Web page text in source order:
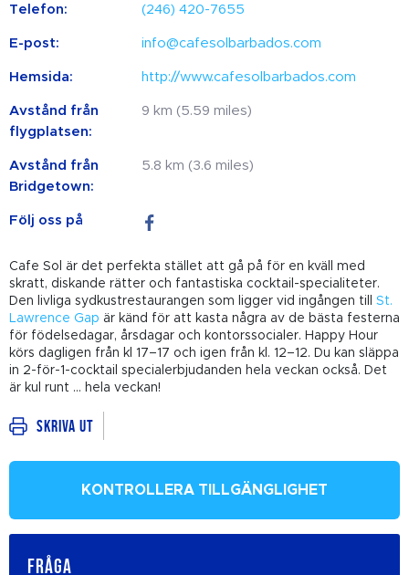
Telefon: (246) 420-7655
E-post: info@cafesolbarbados.com
Hemsida: http://www.cafesolbarbados.com
Avstånd från
flygplatsen:
9 km (5.59 miles)
Avstånd från
Bridgetown:
5.8 km (3.6 miles)
Följ oss på
Cafe Sol är det perfekta stället att gå på för en kväll med
skratt, diskande rätter och fantastiska cocktail-specialiteter.
Den livliga sydkustrestaurangen som ligger vid ingången till St.
Lawrence Gap är känd för att kasta några av de bästa festerna
för födelsedagar, årsdagar och kontorssocialer. Happy Hour
körs dagligen från kl 17–17 och igen från kl. 12–12. Du kan släppa
in 2-för-1-cocktail specialerbjudanden hela veckan också. Det
är kul runt ... hela veckan!
Skriva ut
KONTROLLERA TILLGÄNGLIGHET
FRÅGA